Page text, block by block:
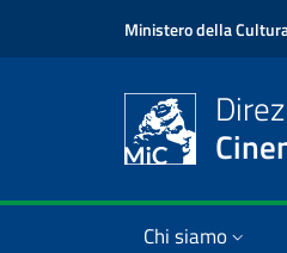
Ministero della
Chi siamo